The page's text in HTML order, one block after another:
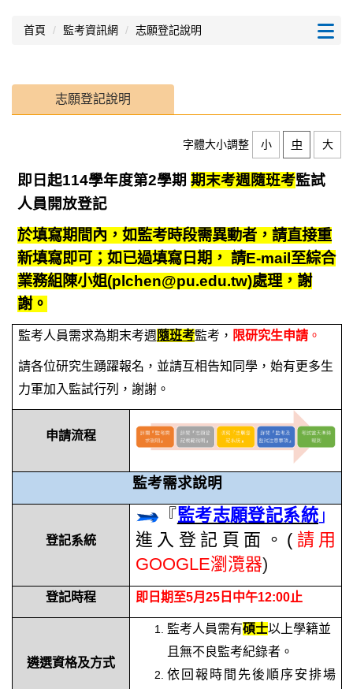
首頁 監考資訊網 志願登記說明
志願登記說明
字體大小調整 小 中 大
即日起114學年度第2學期 期末考週隨班考監試
人員開放登記
於填寫期間內，如監考時段需異動者，請直接重
新填寫即可；如已過填寫日期， 請E-mail至綜合
業務組陳小姐(plchen@pu.edu.tw)處理，謝
謝。
監考⼈員需求為期末考週 隨班考監考， 限研究⽣申請 。
請各位研究生踴躍報名，並請互相告知同學，始有更多生
力軍加入監試行列，謝謝。
申請流程
監考需求說明
登記系統
『監考志願登記系統 」
進入登記頁面 。 ( 請用
GOOGLE瀏灠器)
登記時程 即日期至5月25日中午12:00止
遴選資格及方式
監考人員需有碩士以上學籍並
且無不良監考紀錄者。
依回報時間先後順序安排場